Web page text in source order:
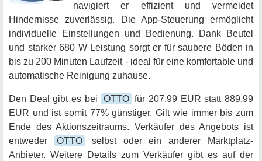
navigiert er effizient und vermeidet
Hindernisse zuverlässig. Die App-Steuerung ermöglicht
individuelle Einstellungen und Bedienung. Dank Beutel
und starker 680 W Leistung sorgt er für saubere Böden in
bis zu 200 Minuten Laufzeit - ideal für eine komfortable und
automatische Reinigung zuhause.
Den Deal gibt es bei OTTO für 207,99 EUR statt 889,99
EUR und ist somit 77% günstiger. Gilt wie immer bis zum
Ende des Aktionszeitraums. Verkäufer des Angebots ist
entweder
OTTO
selbst oder ein anderer Marktplatz-
Anbieter. Weitere Details zum Verkäufer gibt es auf der